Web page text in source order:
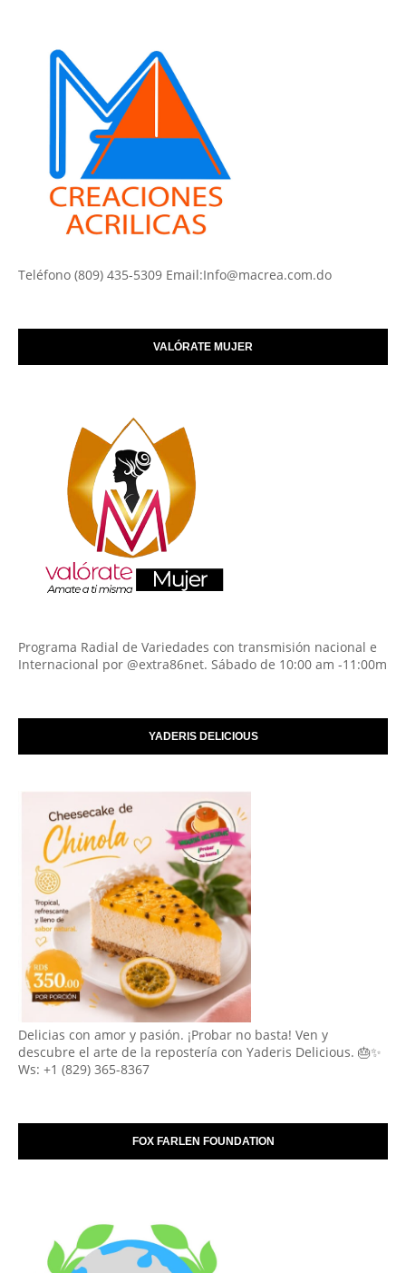
Teléfono (809) 435-5309 Email:Info@macrea.com.do
VALÓRATE MUJER
Programa Radial de Variedades con transmisión nacional e
Internacional por @extra86net. Sábado de 10:00 am -11:00m
YADERIS DELICIOUS
Delicias con amor y pasión. ¡Probar no basta! Ven y
descubre el arte de la repostería con Yaderis Delicious. 🎂✨
Ws: +1 (829) 365-8367
FOX FARLEN FOUNDATION